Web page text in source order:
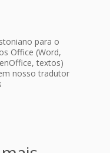
para o
Office (Word,
textos)
nosso tradutor